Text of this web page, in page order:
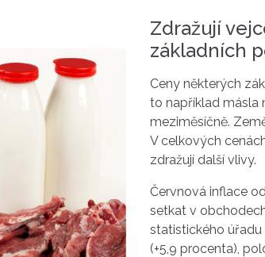
Zdražují
základních
Ceny některých
to například másla
meziměsíčně.
V celkových
zdražují další vlivy.
Červnová inflace
setkat v
statistického
(+5,9 procenta),